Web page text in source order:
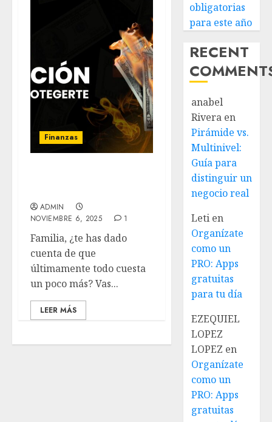
Finanzas
ADMIN
NOVIEMBRE 6, 2025
1
Familia, ¿te has dado
cuenta de que
últimamente todo cuesta
un poco más? Vas...
LEER MÁS
obligatorias
para este año
RECENT
anabel
Riveraen
Pirámide vs.
Multinivel:
Guía para
distinguir un
negocio real
Letien
Organízate
como un
PRO: Apps
gratuitas
para tu día
EZEQUIEL
LOPEZ
LOPEZ en
Organízate
como un
PRO: Apps
gratuitas